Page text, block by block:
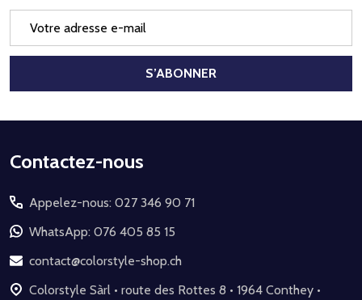
mail
S’ABONNER
Début
pied
de
page
Contactez-nous
Appelez-nous: 027 346 90 71
WhatsApp: 076 405 85 15
contact@colorstyle-shop.ch
Colorstyle Sàrl • route des Rottes 8 • 1964 Conthey •